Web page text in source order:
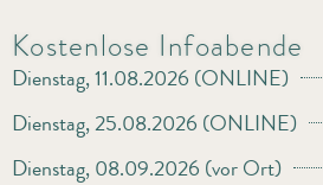
Kostenlose Infoabende
Dienstag, 11.08.2026 (ONLINE)
Dienstag, 25.08.2026 (ONLINE)
Dienstag, 08.09.2026 (vor Ort)